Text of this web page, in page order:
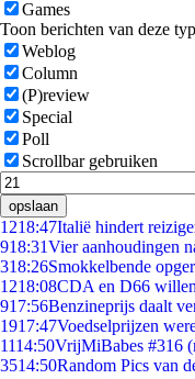
Games
Toon berichten van deze
Weblog
Column
(P)review
Special
Poll
Scrollbar gebruiken
opslaan
1218:47Italië hindert
918:31Vier aanhoudingen
318:26Smokkelbende
1218:08CDA en D66
917:56Benzineprijs daalt
1917:47Voedselprijzen
1114:50VrijMiBabes #316
3514:50Random Pics van